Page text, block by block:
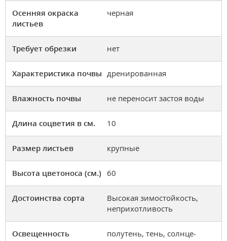
Осенняя окраска
листьев
черная
Требует обрезки нет
Характеристика почвы дренированная
Влажность почвы не переносит застоя воды
Длина соцветия в см. 10
Размер листьев крупные
Высота цветоноса (см.) 60
Достоинства сорта
Высокая зимостойкость,
неприхотливость
Освещенность
полутень, тень, солнце-